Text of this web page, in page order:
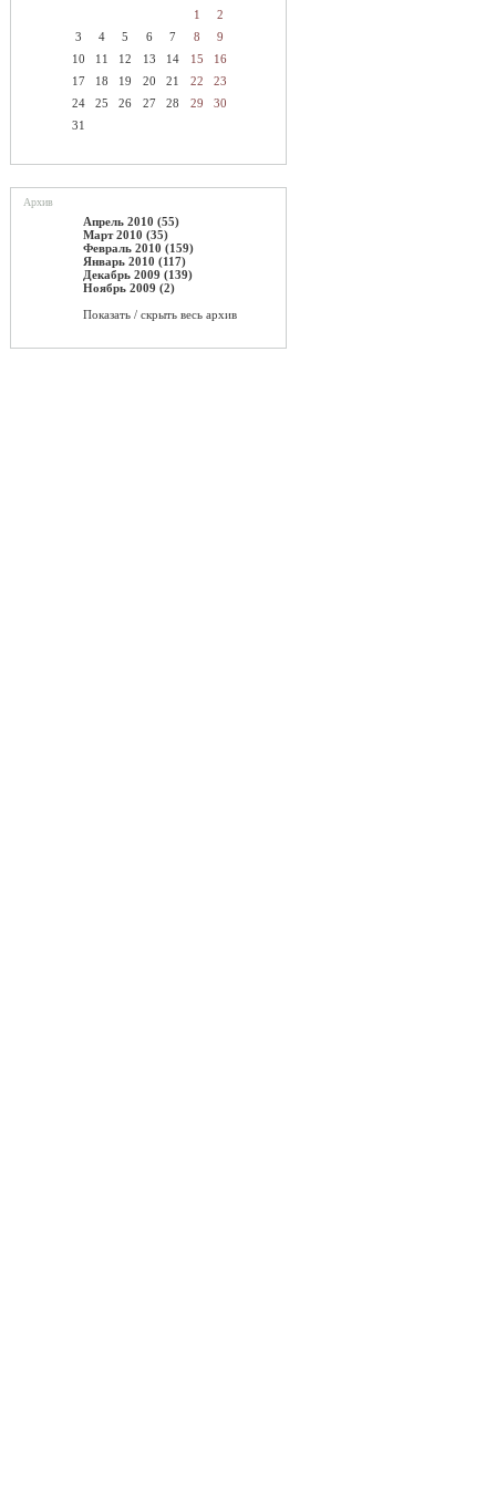
1
2
3
4 5 6 7 8
9
10
11 12 13 14 15
16
17
18 19 20 21 22
23
24
25 26 27 28 29
30
31
Архив
Апрель 2010 (55)
Март 2010 (35)
Февраль 2010 (159)
Январь 2010 (117)
Декабрь 2009 (139)
Ноябрь 2009 (2)
Показать / скрыть весь архив